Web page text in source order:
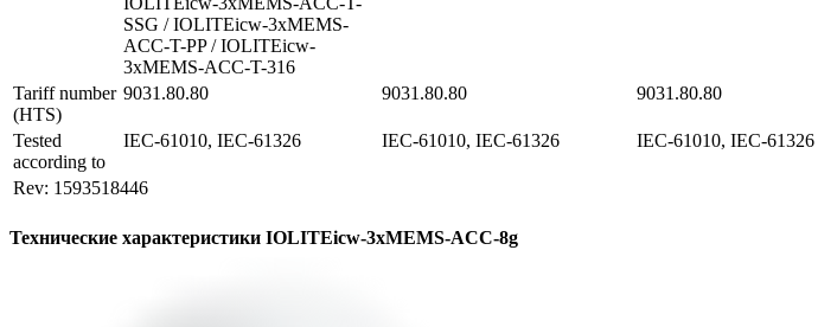
SSG / IOLITEicw-3xMEMS-
ACC-T-PP / IOLITEicw-
3xMEMS-ACC-T-316
Tariff number
(HTS)
9031.80.80 9031.80.80 9031.80.80
Tested
according to
IEC-61010, IEC-61326 IEC-61010, IEC-61326 IEC-61010, IEC-61326
Rev: 1593518446
Технические характеристики IOLITEicw-3xMEMS-ACC-8g